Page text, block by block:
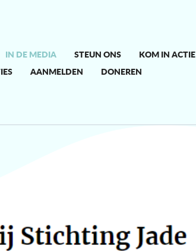
IN DE MEDIA STEUN ONS
KOM IN ACTIE
AANMELDEN DONEREN